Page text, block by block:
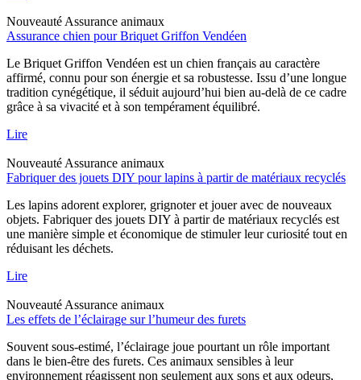
Nouveauté Assurance animaux
Assurance chien pour Briquet Griffon Vendéen
Le Briquet Griffon Vendéen est un chien français au caractère
affirmé, connu pour son énergie et sa robustesse. Issu d’une longue
tradition cynégétique, il séduit aujourd’hui bien au-delà de ce cadre
grâce à sa vivacité et à son tempérament équilibré.
Lire
Nouveauté Assurance animaux
Fabriquer des jouets DIY pour lapins à partir de matériaux recyclés
Les lapins adorent explorer, grignoter et jouer avec de nouveaux
objets. Fabriquer des jouets DIY à partir de matériaux recyclés est
une manière simple et économique de stimuler leur curiosité tout en
réduisant les déchets.
Lire
Nouveauté Assurance animaux
Les effets de l’éclairage sur l’humeur des furets
Souvent sous-estimé, l’éclairage joue pourtant un rôle important
dans le bien-être des furets. Ces animaux sensibles à leur
environnement réagissent non seulement aux sons et aux odeurs,